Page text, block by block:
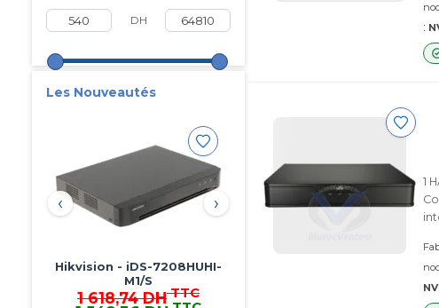
DH
Les Nouveautés
Hikvision - DS-7608NI-
K1/8P(C)
1 689,12 DHTTC
‹ ›
:
1